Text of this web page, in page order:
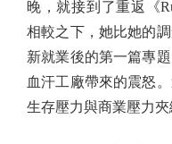
晚，就接到了重返《
相較之下，她比她的
新就業後的第一篇專
血汗工廠帶來的震怒
生存壓力與商業壓力夾